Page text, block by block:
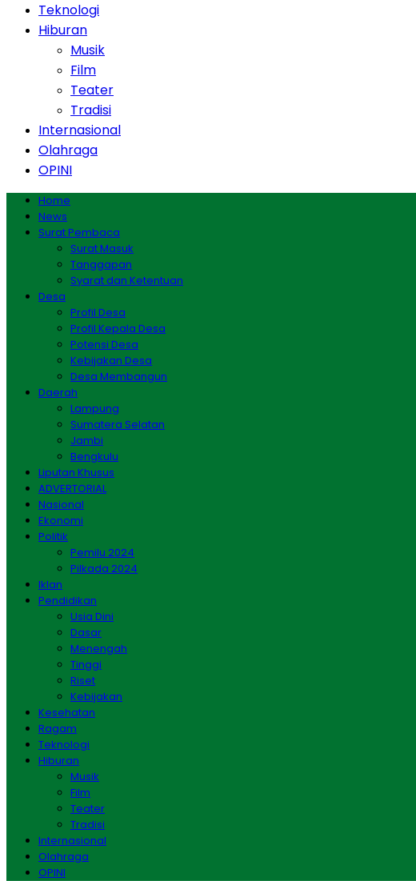
Teknologi
Hiburan
Musik
Film
Teater
Tradisi
Internasional
Olahraga
OPINI
Home
News
Surat Pembaca
Surat Masuk
Tanggapan
Syarat dan Ketentuan
Desa
Profil Desa
Profil Kepala Desa
Potensi Desa
Kebijakan Desa
Desa Membangun
Daerah
Lampung
Sumatera Selatan
Jambi
Bengkulu
Liputan Khusus
ADVERTORIAL
Nasional
Ekonomi
Politik
Pemilu 2024
Pilkada 2024
Iklan
Pendidikan
Usia Dini
Dasar
Menengah
Tinggi
Riset
Kebijakan
Kesehatan
Ragam
Teknologi
Hiburan
Musik
Film
Teater
Tradisi
Internasional
Olahraga
OPINI